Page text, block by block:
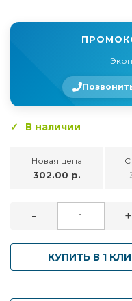
В наличии
Новая цена
302.00 р.
- +
КУПИТЬ В 1